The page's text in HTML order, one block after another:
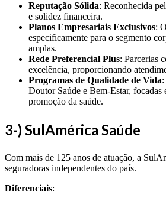
Reputação Sólida: Reconhecida
e solidez financeira.
Planos Empresariais Exclusivos:
especificamente para o segmento
amplas.
Rede Preferencial Plus: Parcerias
excelência, proporcionando
Programas de Qualidade de Vida
Doutor Saúde e Bem-Estar, focadas
promoção da saúde.
3-) SulAmérica Saúde
Com mais de 125 anos de atuação, a
seguradoras independentes do país.
Diferenciais: